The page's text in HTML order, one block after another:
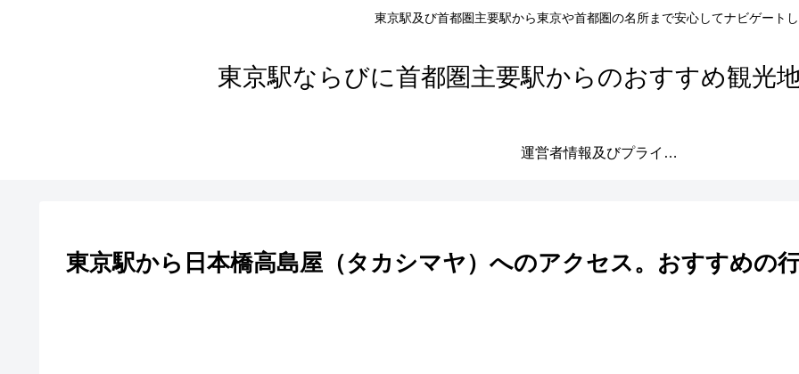
東京駅及び首都圏主要駅から東京や首都圏の名所まで安心してナビゲート
東京駅ならびに首都圏主要駅からのおすすめ観光
運営者情報及びプライバシーポリシー
東京駅から日本橋高島屋（タカシマヤ）へのアクセス。おすすめの